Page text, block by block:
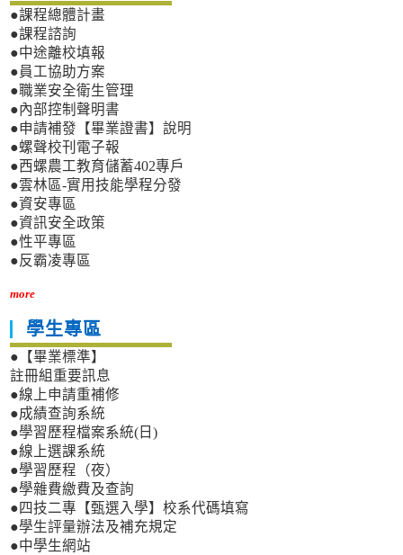
●課程總體計畫
●課程諮詢
●中途離校填報
●員工協助方案
●職業安全衛生管理
●內部控制聲明書
●申請補發【畢業證書】說明
●螺聲校刊電子報
●西螺農工教育儲蓄402專戶
●雲林區-實用技能學程分發
●資安專區
●資訊安全政策
●性平專區
●反霸凌專區
more
學生專區
●【畢業標準】
註冊組重要訊息
●線上申請重補修
●成績查詢系統
●學習歷程檔案系統(日)
●線上選課系統
●學習歷程（夜）
●學雜費繳費及查詢
●四技二專【甄選入學】校系代碼填寫
●學生評量辦法及補充規定
●中學生網站